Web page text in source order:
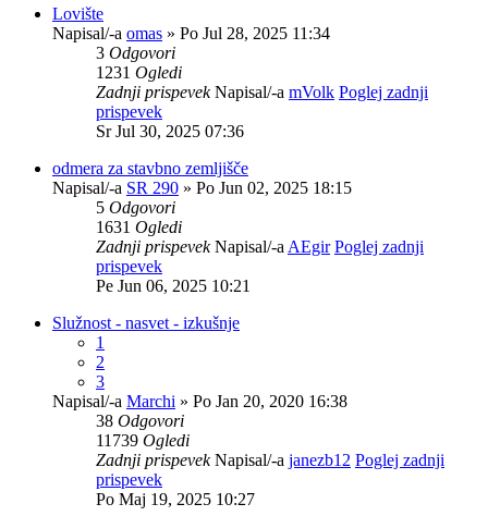
Lovište
Napisal/-a omas » Po Jul 28, 2025 11:34
3 Odgovori
1231 Ogledi
Zadnji prispevekNapisal/-a mVolk Poglej zadnji
prispevek
Sr Jul 30, 2025 07:36
odmera za stavbno zemljišče
Napisal/-a SR 290 » Po Jun 02, 2025 18:15
5 Odgovori
1631 Ogledi
Zadnji prispevekNapisal/-a AEgir Poglej zadnji
prispevek
Pe Jun 06, 2025 10:21
Služnost - nasvet - izkušnje
1
2
3
Napisal/-a Marchi » Po Jan 20, 2020 16:38
38 Odgovori
11739 Ogledi
Zadnji prispevekNapisal/-a janezb12 Poglej zadnji
prispevek
Po Maj 19, 2025 10:27